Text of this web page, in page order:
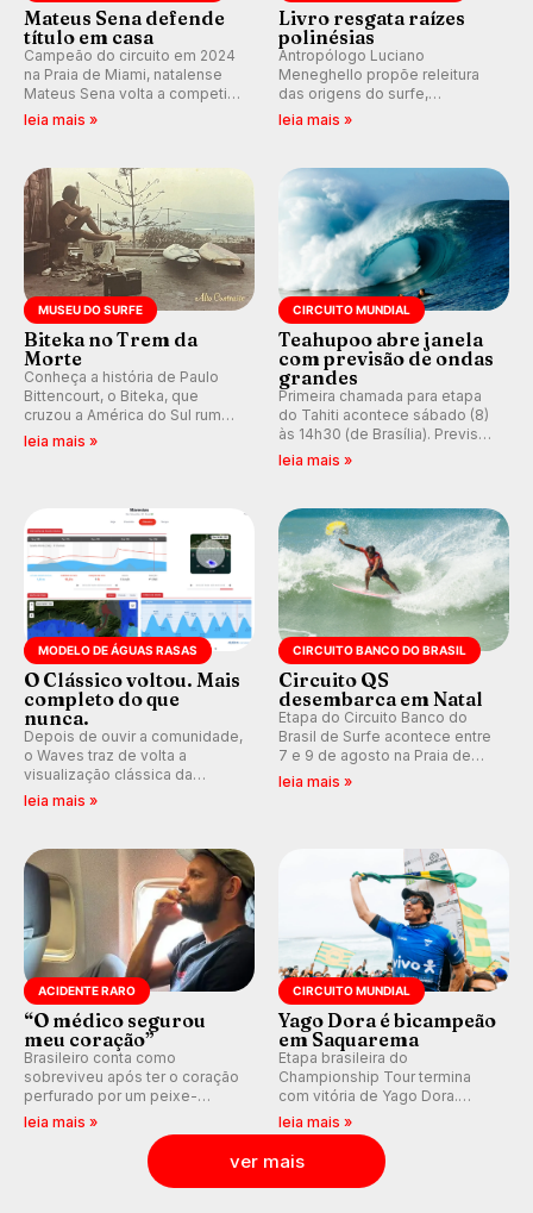
Mateus Sena defende
título em casa
Campeão do circuito em 2024
na Praia de Miami, natalense
Mateus Sena volta a competir
em casa em busca de manter a
leia mais »
Livro resgata raízes
polinésias
Antropólogo Luciano
Meneghello propõe releitura
das origens do surfe,
resgatando a cultura polinésia
prática em esporte e indústria.
leia mais »
MUSEU DO SURFE
Biteka no Trem da
Morte
Conheça a história de Paulo
Bittencourt, o Biteka, que
cruzou a América do Sul rumo
ao Pacífico em uma jornada
leia mais »
CIRCUITO MUNDIAL
Teahupoo abre janela
com previsão de ondas
grandes
Primeira chamada para etapa
do Tahiti acontece sábado (8)
às 14h30 (de Brasília). Previsão
indica swell consistente.
Kelly Slater convidado.
leia mais »
MODELO DE ÁGUAS RASAS
O Clássico voltou. Mais
completo do que
nunca.
Depois de ouvir a comunidade,
o Waves traz de volta a
visualização clássica da
previsão de águas rasas,
ondas para até 16 dias.
leia mais »
CIRCUITO BANCO DO BRASIL
Circuito QS
desembarca em Natal
Etapa do Circuito Banco do
Brasil de Surfe acontece entre
7 e 9 de agosto na Praia de
Miami (RN), em disputas
leia mais »
ACIDENTE RARO
“O médico segurou
meu coração”
Brasileiro conta como
sobreviveu após ter o coração
perfurado por um peixe-
agulha enquanto surfava na
leia mais »
CIRCUITO MUNDIAL
Yago Dora é bicampeão
em Saquarema
Etapa brasileira do
Championship Tour termina
com vitória de Yago Dora.
Sawyer Lindblad vence entre
as mulheres e Leonardo
Fioravanti assume liderança do
ranking mundial da WSL, na
etapa de Saquarema.
leia mais »
ver mais